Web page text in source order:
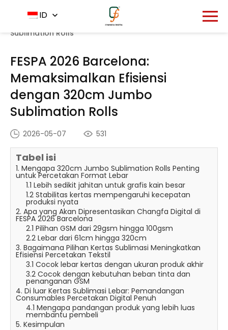
ID
Rumah - Pusat Berita
FESPA 2026 Barcelona:
Memaksimalkan Efisiensi dengan 320cm Jumbo
Sublimation Rolls
FESPA 2026 Barcelona:
Memaksimalkan Efisiensi
dengan 320cm Jumbo
Sublimation Rolls
2026-05-07 531
Tabel isi
1. Mengapa 320cm Jumbo Sublimation Rolls Penting
untuk Percetakan Format Lebar
1.1 Lebih sedikit jahitan untuk grafis kain besar
1.2 Stabilitas kertas mempengaruhi kecepatan
produksi nyata
2. Apa yang Akan Dipresentasikan Changfa Digital di
FESPA 2026 Barcelona
2.1 Pilihan GSM dari 29gsm hingga 100gsm
2.2 Lebar dari 61cm hingga 320cm
3. Bagaimana Pilihan Kertas Sublimasi Meningkatkan
Efisiensi Percetakan Tekstil
3.1 Cocok lebar kertas dengan ukuran produk akhir
3.2 Cocok dengan kebutuhan beban tinta dan
penanganan GSM
4. Di luar Kertas Sublimasi Lebar: Pemandangan
Consumables Percetakan Digital Penuh
4.1 Mengapa pandangan produk yang lebih luas
membantu pembeli
5. Kesimpulan